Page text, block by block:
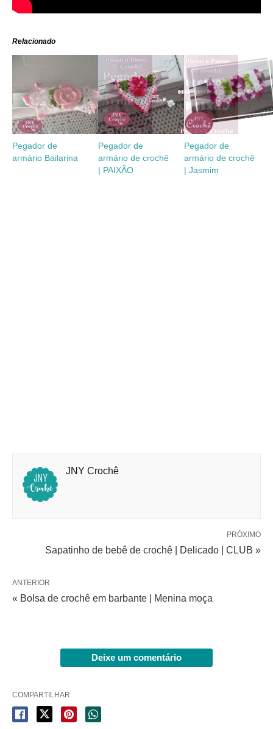
Relacionado
Pegador de
armário Bailarina
Pegador de
armário de crochê
| PAIXÃO
Pegador de
armário de crochê
| Jasmim
JNY Crochê
PRÓXIMO
Sapatinho de bebê de crochê | Delicado | CLUB »
ANTERIOR
« Bolsa de crochê em barbante | Menina moça
Deixe um comentário
COMPARTILHAR